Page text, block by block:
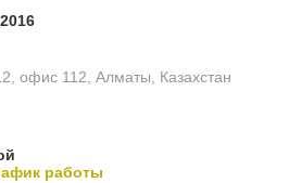
офис 112, Алматы, Казахстан
работы